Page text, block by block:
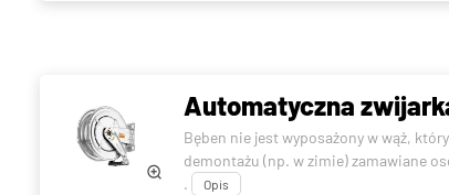
Automatyczna
Bęben nie jest wyposażony w wąż,
demontażu (np. w zimie) zamawiane
.
Opis